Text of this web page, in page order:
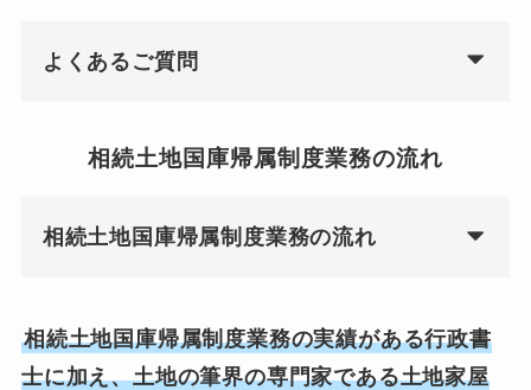
よくあるご質問
相続土地国庫帰属制度業務の流れ
相続土地国庫帰属制度業務の流れ
相続土地国庫帰属制度業務の実績がある行政書
士に加え、土地の筆界の専門家である土地家屋